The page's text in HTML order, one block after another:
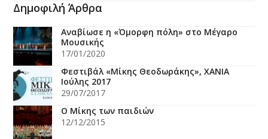
Δημοφιλή Άρθρα
Αναβίωσε η «Όμορφη πόλη» στο Μέγαρο
Μουσικής
17/01/2020
Φεστιβάλ «Μίκης Θεοδωράκης», ΧΑΝΙΑ
Ιούλης 2017
29/07/2017
Ο Μίκης των παιδιών
12/12/2015